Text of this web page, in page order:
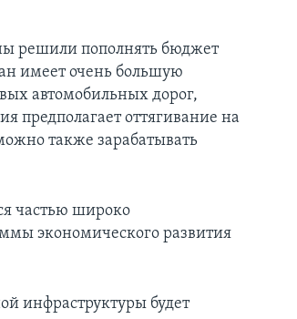
решили пополнять бюджет
имеет очень большую
автомобильных дорог,
предполагает оттягивание на
также зарабатывать
частью широко
экономического развития
инфраструктуры будет